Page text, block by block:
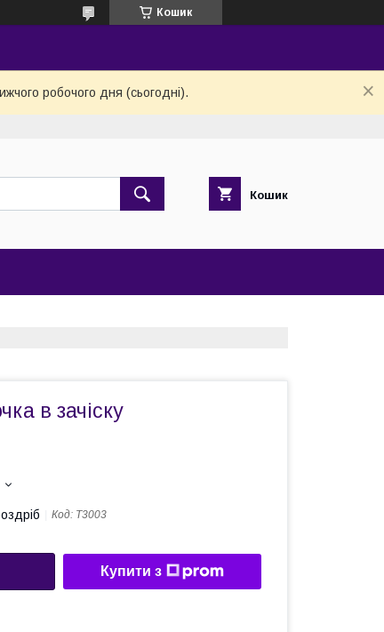
Кошик
робочого дня (сьогодні).
Кошик
в зачіску
Код: T3003
Купити з